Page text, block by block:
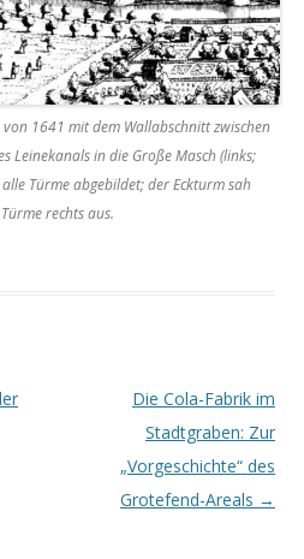
1641 mit dem Wallabschnitt zwischen
Leinekanals in die Große Masch (links;
Türme abgebildet; der Eckturm sah
rechts aus.
Die Cola-Fabrik im
Stadtgraben: Zur
„Vorgeschichte“ des
Grotefend-Areals →